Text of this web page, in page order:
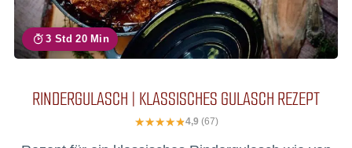
3 Std 20 Min
RINDERGULASCH | KLASSISCHES GULASCH REZEPT
4,9 (67)